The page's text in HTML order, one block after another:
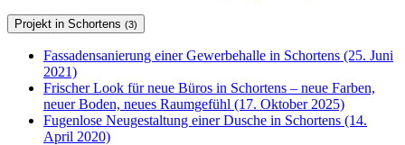
Projekt in Schortens (3)
Fassadensanierung einer Gewerbehalle in Schortens (25. Juni
2021)
Frischer Look für neue Büros in Schortens – neue Farben,
neuer Boden, neues Raumgefühl (17. Oktober 2025)
Fugenlose Neugestaltung einer Dusche in Schortens (14.
April 2020)